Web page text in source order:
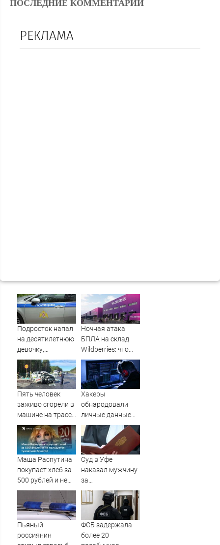
ПОСЛЕДНИЕ КОММЕНТАРИИ
РЕКЛАМА
Подросток напал
на десятилетнюю
девочку,
ворвавшись в
квартиру
Ночная атака
БПЛА на склад
Wildberries: что
известно об
очередном ударе
по логистическим
центрам
07/08/2026 –
Пять человек
заживо сгорели в
машине на трассе
(ФОТО)
Хакеры
обнародовали
личные данные
более 100 тысяч
британских
силовиков -
Новости на
Маша Распутина
покупает хлеб за
500 рублей и не
пользуется
туалетной
бумагой
Суд в Уфе
наказал мужчину
за
издевательства
над родителями
Пьяный
россиянин
ФСБ задержала
более 20